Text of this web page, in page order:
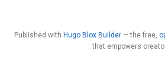
Published with Hugo Blox Builder — the free,
that empowers